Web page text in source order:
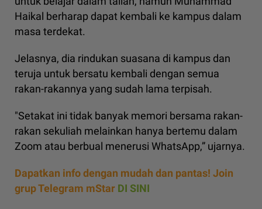
Haikal berharap dapat kembali ke kampus dalam
masa terdekat.
Jelasnya, dia rindukan suasana di kampus dan
teruja untuk bersatu kembali dengan semua
rakan-rakannya yang sudah lama terpisah.
"Setakat ini tidak banyak memori bersama rakan-
rakan sekuliah melainkan hanya bertemu dalam
Zoom atau berbual menerusi WhatsApp,” ujarnya.
Dapatkan info dengan mudah dan pantas! Join
grup Telegram mStar DI SINI